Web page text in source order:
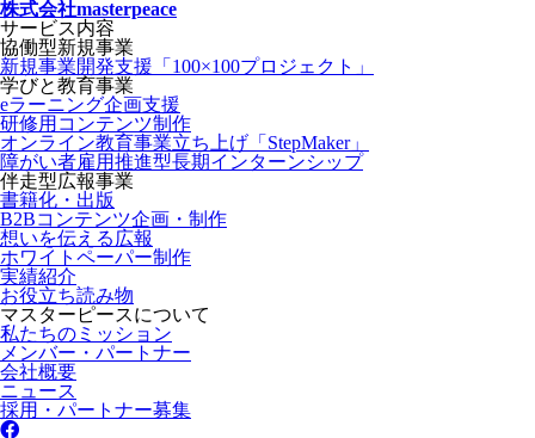
株式会社masterpeace
サービス内容
協働型新規事業
新規事業開発支援「100×100プロジェクト」
学びと教育事業
eラーニング企画支援
研修用コンテンツ制作
オンライン教育事業立ち上げ「StepMaker」
障がい者雇用推進型長期インターンシップ
伴走型広報事業
書籍化・出版
B2Bコンテンツ企画・制作
想いを伝える広報
ホワイトペーパー制作
実績紹介
お役立ち読み物
マスターピースについて
私たちのミッション
メンバー・パートナー
会社概要
ニュース
採用・パートナー募集